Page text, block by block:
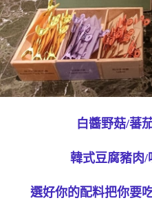
白醬野菇/蕃
韓式豆腐豬肉/
選好你的配料把你要